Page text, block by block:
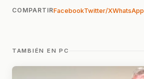
COMPARTIRFacebookTwitter/XWhatsApp
TAMBIÉN EN PC